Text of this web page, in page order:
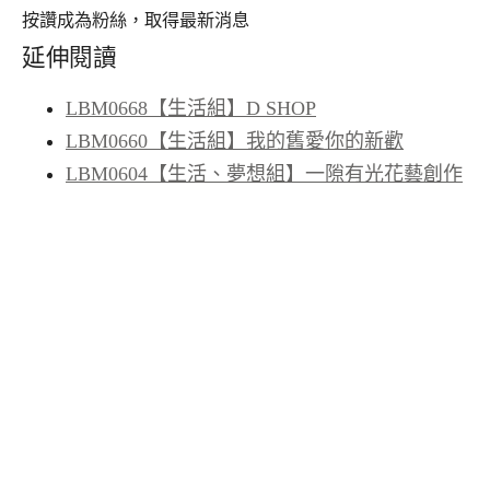
按讚成為粉絲，取得最新消息
延伸閱讀
LBM0668【生活組】D SHOP
LBM0660【生活組】我的舊愛你的新歡
LBM0604【生活、夢想組】一隙有光花藝創作